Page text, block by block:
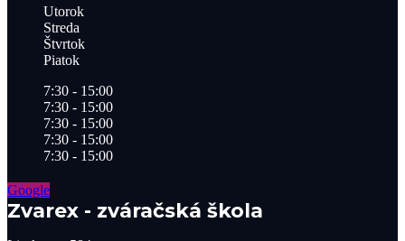
Utorok
Streda
Štvrtok
Piatok
7:30 - 15:00
7:30 - 15:00
7:30 - 15:00
7:30 - 15:00
7:30 - 15:00
Google
Zvarex - zváračská škola